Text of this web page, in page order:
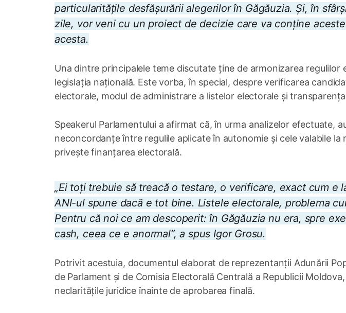
particularitățile desfășurării alegerilor în Găgăuzia. Și, în
zile, vor veni cu un proiect de decizie care va conține
acesta.
Una dintre principalele teme discutate ține de armonizarea regulilor
legislația națională. Este vorba, în special, despre verificarea
electorale, modul de administrare a listelor electorale și
Speakerul Parlamentului a afirmat că, în urma analizelor efectuate,
neconcordanțe între regulile aplicate în autonomie și cele valabile la
privește finanțarea electorală.
„Ei toți trebuie să treacă o testare, o verificare, exact cum e
ANI-ul spune dacă e tot bine. Listele electorale, problema
Pentru că noi ce am descoperit: în Găgăuzia nu era, spre
cash, ceea ce e anormal”, a spus Igor Grosu.
Potrivit acestuia, documentul elaborat de reprezentanții Adunării
de Parlament și de Comisia Electorală Centrală a Republicii
neclaritățile juridice înainte de aprobarea finală.